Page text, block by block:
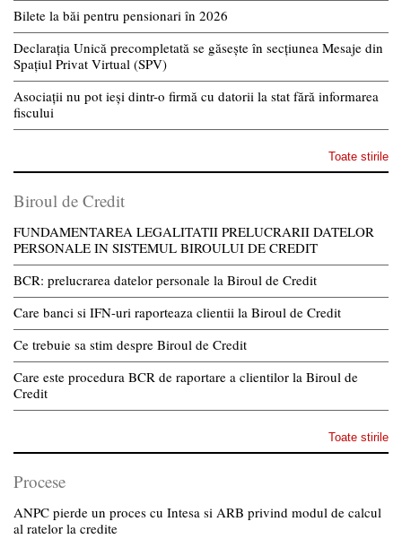
Bilete la băi pentru pensionari în 2026
Declarația Unică precompletată se găsește în secțiunea Mesaje din
Spațiul Privat Virtual (SPV)
Asociații nu pot ieși dintr-o firmă cu datorii la stat fără informarea
fiscului
Toate stirile
Biroul de Credit
FUNDAMENTAREA LEGALITATII PRELUCRARII DATELOR
PERSONALE IN SISTEMUL BIROULUI DE CREDIT
BCR: prelucrarea datelor personale la Biroul de Credit
Care banci si IFN-uri raporteaza clientii la Biroul de Credit
Ce trebuie sa stim despre Biroul de Credit
Care este procedura BCR de raportare a clientilor la Biroul de
Credit
Toate stirile
Procese
ANPC pierde un proces cu Intesa si ARB privind modul de calcul
al ratelor la credite